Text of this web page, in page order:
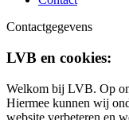
Contactgegevens
LVB en cookies:
Welkom bij LVB. Op
Hiermee kunnen wij
website verbeteren en